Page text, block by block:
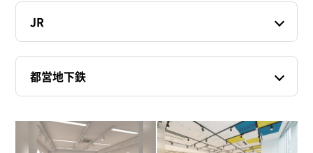
JR
都営地下鉄